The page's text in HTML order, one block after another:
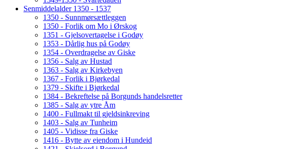
Senmiddelalder 1350 - 1537
1350 - Sunnmørsættleggen
1350 - Forlik om Mo i Ørskog
1351 - Gjelsovertagelse i Godøy
1353 - Dårlig hus på Godøy
1354 - Overdragelse av Giske
1356 - Salg av Hustad
1363 - Salg av Kirkebyen
1367 - Forlik i Bjørkedal
1379 - Skifte i Bjørkedal
1384 - Bekreftelse på Borgunds handelsretter
1385 - Salg av ytre Åm
1400 - Fullmakt til gjeldsinkreving
1403 - Salg av Tunheim
1405 - Vidisse fra Giske
1416 - Bytte av eiendom i Hundeid